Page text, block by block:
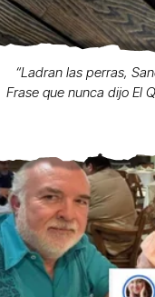
“Ladran las perras,
Frase que nunca dijo El